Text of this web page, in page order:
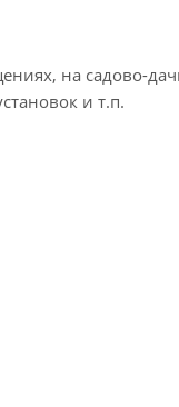
на садово-
установок и т.п.